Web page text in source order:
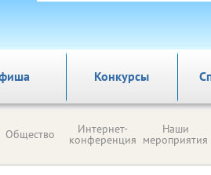
Конкурсы
Общество Интернет-
конференция
Наши
мероприятия